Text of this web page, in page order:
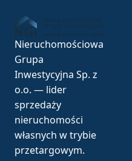
Nieruchomościowa
Grupa
Inwestycyjna Sp. z
o.o. — lider
sprzedaży
nieruchomości
własnych w trybie
przetargowym.